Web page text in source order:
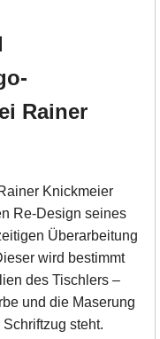
Rainer
Knickmeier
Re-Design seines
Überarbeitung
wird bestimmt
des Tischlers –
und die Maserung
steht.